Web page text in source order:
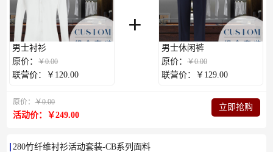
男士衬衫
原价：￥0.00
联营价：￥120.00
+
男士休闲裤
原价：￥0.00
联营价：￥129.00
原价：￥0.00
活动价：￥249.00
立即抢购
280竹纤维衬衫活动套装-CB系列面料